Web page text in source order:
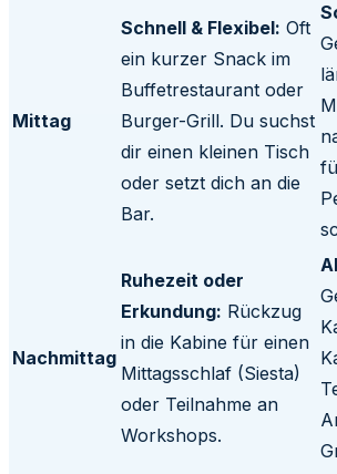
Mittag
Schnell & Flexibel: Oft
ein kurzer Snack im
Buffetrestaurant oder
Burger-Grill. Du suchst
dir einen kleinen Tisch
oder setzt dich an die
Bar.
Nachmittag
Ruhezeit oder
Erkundung: Rückzug
in die Kabine für einen
Mittagsschlaf (Siesta)
oder Teilnahme an
Workshops.